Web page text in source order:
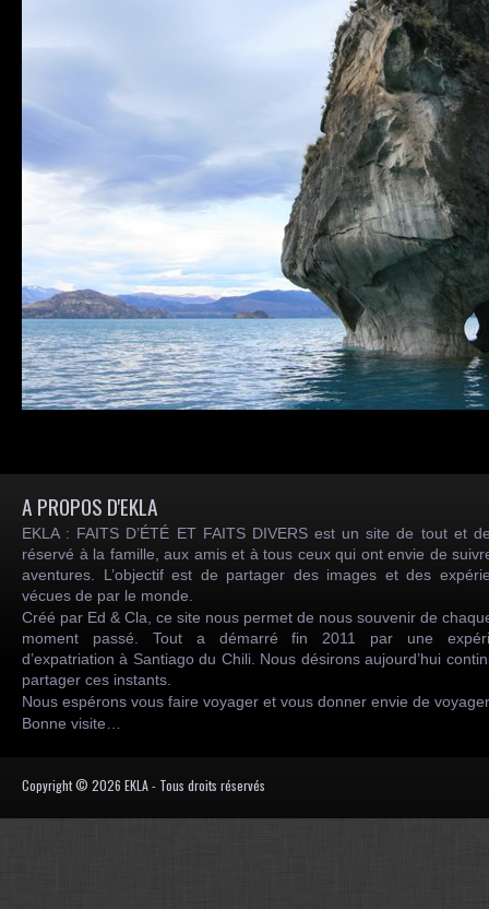
A PROPOS D'EKLA
EKLA : FAITS D’ÉTÉ ET FAITS DIVERS est un site de tout et
réservé à la famille, aux amis et à tous ceux qui ont envie de
aventures. L’objectif est de partager des images et des
vécues de par le monde.
Créé par Ed & Cla, ce site nous permet de nous souvenir de
moment passé. Tout a démarré fin 2011 par une
d’expatriation à Santiago du Chili. Nous désirons aujourd’hui
partager ces instants.
Nous espérons vous faire voyager et vous donner envie de
Bonne visite…
Copyright © 2026 EKLA - Tous droits réservés